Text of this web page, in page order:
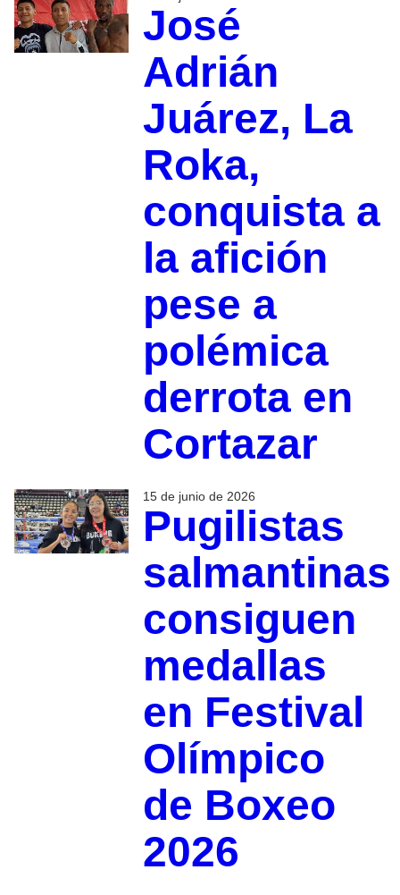
José
Adrián
Juárez, La
Roka,
conquista a
la afición
pese a
polémica
derrota en
Cortazar
15 de junio de 2026
Pugilistas
salmantinas
consiguen
medallas
en Festival
Olímpico
de Boxeo
2026